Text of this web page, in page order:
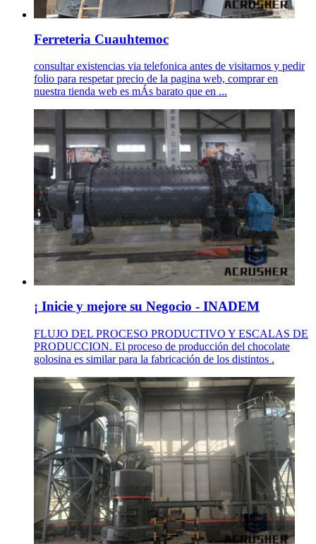
Ferreteria Cuauhtemoc
consultar existencias via telefonica antes de visitarnos y pedir
folio para respetar precio de la pagina web, comprar en
nuestra tienda web es mÁs barato que en ...
¡ Inicie y mejore su Negocio - INADEM
FLUJO DEL PROCESO PRODUCTIVO Y ESCALAS DE
PRODUCCION. El proceso de producción del chocolate
golosina es similar para la fabricación de los distintos .